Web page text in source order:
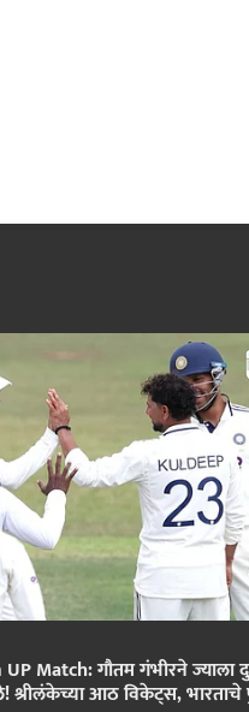
Match: गौतम गंभीरने ज्याला
श्रीलंकेच्या आठ विकेट्स, भारताचे